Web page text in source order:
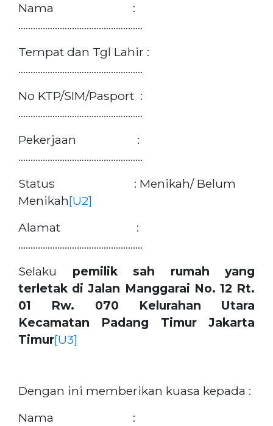
Nama :
……………………………………………
Tempat dan Tgl Lahir :
……………………………………………
No KTP/SIM/Pasport :
……………………………………………
Pekerjaan :
……………………………………………
Status : Menikah/ Belum
Menikah[U2]
Alamat :
……………………………………………
Selaku pemilik sah rumah yang
terletak di Jalan Manggarai No. 12 Rt.
01 Rw. 070 Kelurahan Utara
Kecamatan Padang Timur Jakarta
Timur[U3]
Dengan ini memberikan kuasa kepada :
Nama :